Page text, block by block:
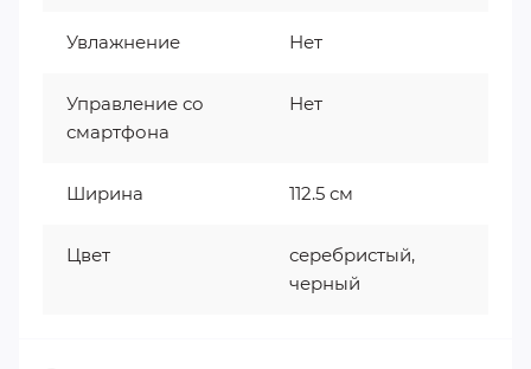
Увлажнение Нет
Управление со
смартфона
Нет
Ширина 112.5 см
Цвет
серебристый,
черный